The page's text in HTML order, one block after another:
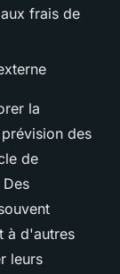
frais de
la
des
de
à d'autres
leurs